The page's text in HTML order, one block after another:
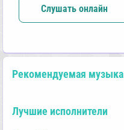
Слушать онлайн
Рекомендуемая музыка
Лучшие исполнители